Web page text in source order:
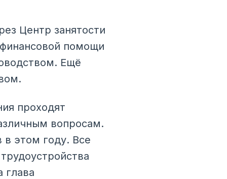
Центр занятости
помощи
Ещё
проходят
вопросам.
в этом году. Все
глава